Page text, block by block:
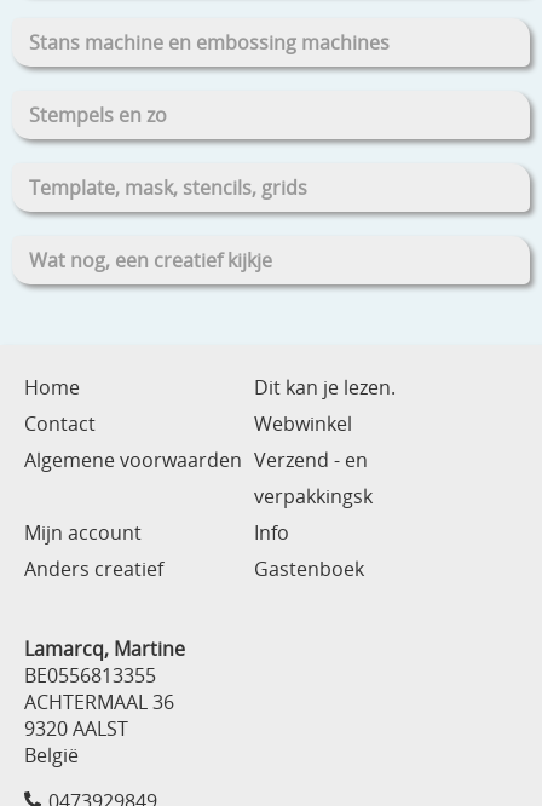
Stans machine en embossing machines
Stempels en zo
Template, mask, stencils, grids
Wat nog, een creatief kijkje
Home
Dit kan je lezen.
Contact
Webwinkel
Algemene voorwaarden Verzend - en
verpakkingsk
Mijn account
Info
Anders creatief
Gastenboek
Lamarcq, Martine
BE0556813355
ACHTERMAAL 36
9320 AALST
België
0473929849